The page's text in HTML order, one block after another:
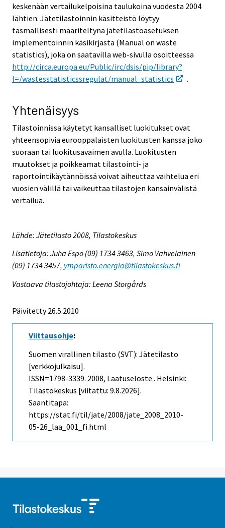
keskenään vertailukelpoisina taulukoina vuodesta 2004
lähtien. Jätetilastoinnin käsitteistö löytyy
täsmällisesti määriteltynä jätetilastoasetuksen
implementoinnin käsikirjasta (Manual on waste
statistics), joka on saatavilla web-sivulla osoitteessa
http://circa.europa.eu/Public/irc/dsis/pip/library?
l=/wastesstatisticssregulat/manual_statistics
.
Yhtenäisyys
Tilastoinnissa käytetyt kansalliset luokitukset ovat
yhteensopivia eurooppalaisten luokitusten kanssa joko
suoraan tai luokitusavaimen avulla. Luokitusten
muutokset ja poikkeamat tilastointi- ja
raportointikäytännöissä voivat aiheuttaa vaihtelua eri
vuosien välillä tai vaikeuttaa tilastojen kansainvälistä
vertailua.
Lähde: Jätetilasto 2008, Tilastokeskus
Lisätietoja: Juha Espo (09) 1734 3463, Simo Vahvelainen
(09) 1734 3457, ymparisto.energia@tilastokeskus.fi
Vastaava tilastojohtaja: Leena Storgårds
Päivitetty 26.5.2010
Viittausohje:
Suomen virallinen tilasto (SVT): Jätetilasto
[verkkojulkaisu].
ISSN=1798-3339. 2008, Laatuseloste . Helsinki:
Tilastokeskus [viitattu: 9.8.2026].
Saantitapa:
https://stat.fi/til/jate/2008/jate_2008_2010-
05-26_laa_001_fi.html